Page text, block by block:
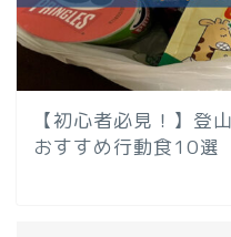
【初心者必見！】
おすすめ行動食10選